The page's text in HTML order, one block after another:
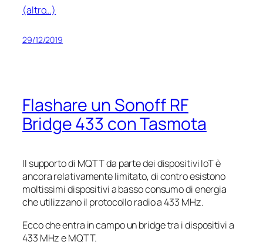
(altro…)
29/12/2019
Flashare un Sonoff RF
Bridge 433 con Tasmota
Il supporto di MQTT da parte dei dispositivi IoT è
ancora relativamente limitato, di contro esistono
moltissimi dispositivi a basso consumo di energia
che utilizzano il protocollo radio a 433 MHz.
Ecco che entra in campo un bridge tra i dispositivi a
433 MHz e MQTT.